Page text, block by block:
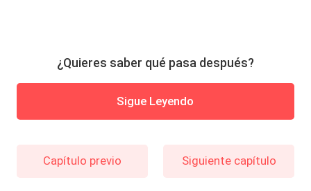
¿Quieres saber qué pasa después?
Sigue Leyendo
Capítulo previo Siguiente capítulo